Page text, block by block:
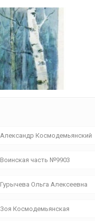
Александр Космодемьянский
Воинская часть №9903
Гурычева Ольга Алексеевна
Зоя Космодемьянская